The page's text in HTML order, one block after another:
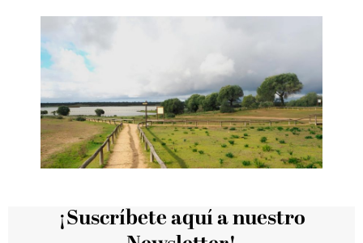
¡Suscríbete aquí a nuestro